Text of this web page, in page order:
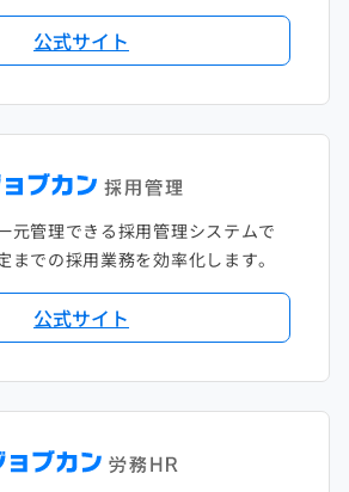
公式サイト
元管理できる採用管理システムで
までの採用業務を効率化します。
公式サイト